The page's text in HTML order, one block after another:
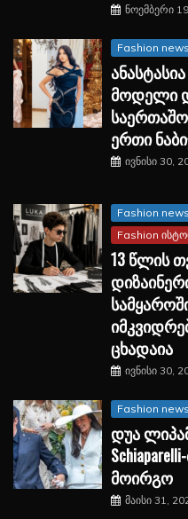
ნოემბერი
Fashion news
მოდელი
ერთი
ივნისი 30,
Fashion news
Fashion
13 წლის
ცხადაია
ივნისი 30,
Fashion news
დუა
მოირგო
მაისი 31,